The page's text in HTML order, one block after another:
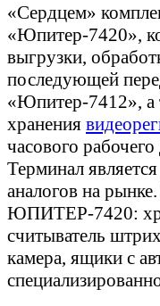
«Сердцем»
«Юпитер-7420»,
выгрузки,
последующей
«Юпитер-7412», а
хранения
часового рабочего
Терминал
аналогов на
ЮПИТЕР-7420:
считыватель
камера, ящики с